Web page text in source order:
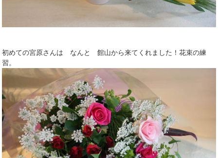
初めての宮原さんは なんと 館山から来てくれました！花束の練
習。